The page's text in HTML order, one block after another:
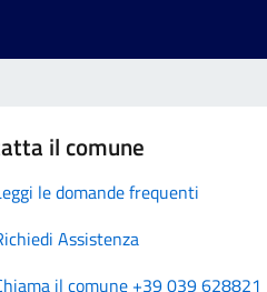
il comune
le domande frequenti
Assistenza
il comune +39 039 628821